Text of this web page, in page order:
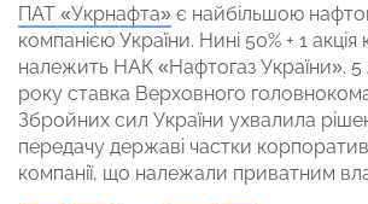
ПАТ «Укрнафта» є найбільшою
компанією України. Нині 50% + 1 акція
належить НАК «Нафтогаз України». 5
року ставка Верховного
Збройних сил України ухвалила
передачу державі частки
компанії, що належали приватним